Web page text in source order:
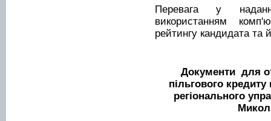
Перевага у
використанням
рейтингу кандидата та
Документи для
пільгового
регіонального